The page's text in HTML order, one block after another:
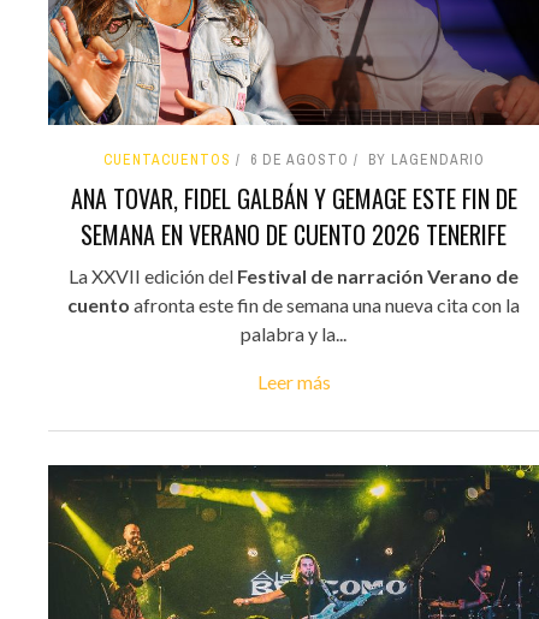
CUENTACUENTOS 6 DE AGOSTO BY LAGENDARIO
ANA TOVAR, FIDEL GALBÁN Y GEMAGE ESTE FIN DE
SEMANA EN VERANO DE CUENTO 2026 TENERIFE
La XXVII edición del Festival de narración Verano de
cuento afronta este fin de semana una nueva cita con la
palabra y la...
Leer más